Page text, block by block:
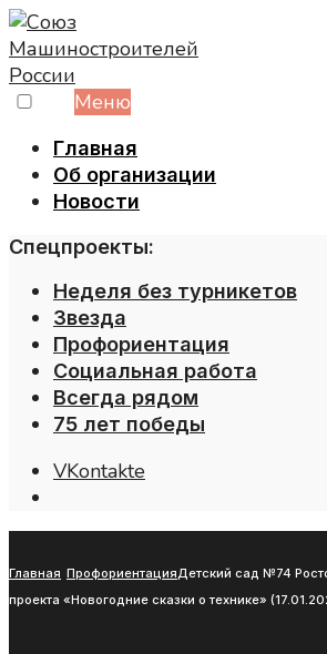
Skip
to
content
Меню
Главная
Об организации
Новости
Спецпроекты:
Неделя без турникетов
Звезда
Профориентация
Социальная работа
Всегда рядом
75 лет победы
VKontakte
Главная ПрофориентацияДетский сад №74
проекта «Новогодние сказки о технике»